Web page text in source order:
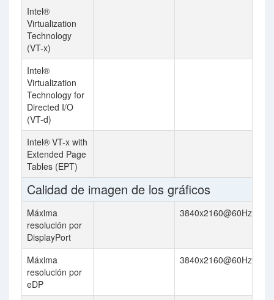
Intel®
Virtualization
Technology
(VT-x)
Intel®
Virtualization
Technology for
Directed I/O
(VT-d)
Intel® VT-x with
Extended Page
Tables (EPT)
Calidad de imagen de los gráficos
Máxima
resolución por
DisplayPort
3840x2160@60Hz
Máxima
resolución por
eDP
3840x2160@60Hz